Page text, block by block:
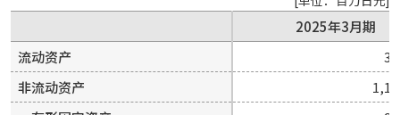
2025年3月期
流动资产
非流动资产
2025年3月期
流动资产
非流动资产